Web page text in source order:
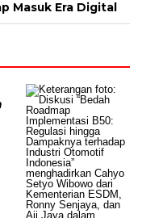
Masuk Era Digital